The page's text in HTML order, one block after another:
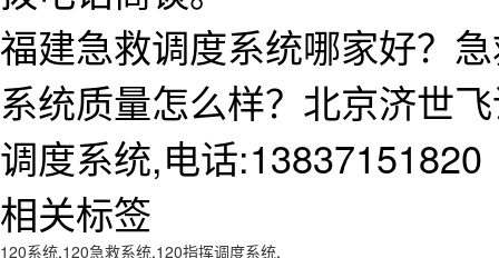
福建急救调度系统哪家好？
系统质量怎么样？北京济世
调度系统,电话:13837151820
相关标签
120系统,120急救系统,120指挥调度系统,